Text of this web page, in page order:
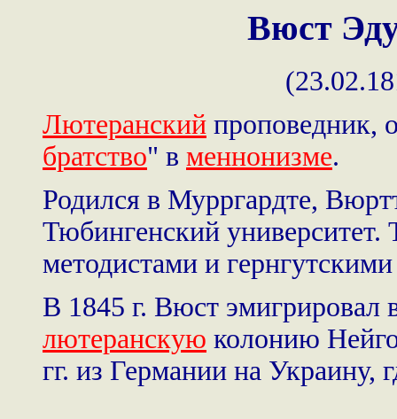
Вюст
Лютеранский проповедник,
братство" в меннонизме.
Родился в Мурргардте,
Тюбингенский университет.
методистами и
В 1845 г. Вюст эмигрировал
лютеранскую колонию
гг. из Германии на Украину,